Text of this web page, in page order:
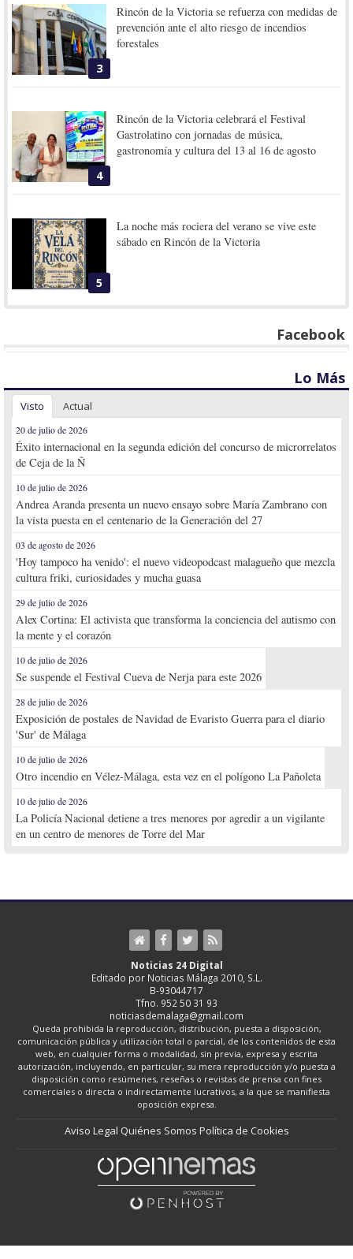
3
Rincón de la Victoria se refuerza con medidas de
prevención ante el alto riesgo de incendios
forestales
4
Rincón de la Victoria celebrará el Festival
Gastrolatino con jornadas de música,
gastronomía y cultura del 13 al 16 de agosto
5
La noche más rociera del verano se vive este
sábado en Rincón de la Victoria
Facebook
Lo Más
Visto Actual
20 de julio de 2026
Éxito internacional en la segunda edición del concurso de microrrelatos
de Ceja de la Ñ
10 de julio de 2026
Andrea Aranda presenta un nuevo ensayo sobre María Zambrano con
la vista puesta en el centenario de la Generación del 27
03 de agosto de 2026
'Hoy tampoco ha venido': el nuevo videopodcast malagueño que mezcla
cultura friki, curiosidades y mucha guasa
29 de julio de 2026
Alex Cortina: El activista que transforma la conciencia del autismo con
la mente y el corazón
10 de julio de 2026
Se suspende el Festival Cueva de Nerja para este 2026
28 de julio de 2026
Exposición de postales de Navidad de Evaristo Guerra para el diario
'Sur' de Málaga
10 de julio de 2026
Otro incendio en Vélez-Málaga, esta vez en el polígono La Pañoleta
10 de julio de 2026
La Policía Nacional detiene a tres menores por agredir a un vigilante
en un centro de menores de Torre del Mar
Noticias 24 Digital
Editado por Noticias Málaga 2010, S.L.
B-93044717
Tfno. 952 50 31 93
noticiasdemalaga@gmail.com
Queda prohibida la reproducción, distribución, puesta a disposición,
comunicación pública y utilización total o parcial, de los contenidos de esta
web, en cualquier forma o modalidad, sin previa, expresa y escrita
autorización, incluyendo, en particular, su mera reproducción y/o puesta a
disposición como resúmenes, reseñas o revistas de prensa con fines
comerciales o directa o indirectamente lucrativos, a la que se manifiesta
oposición expresa.
Aviso Legal Quiénes Somos Política de Cookies